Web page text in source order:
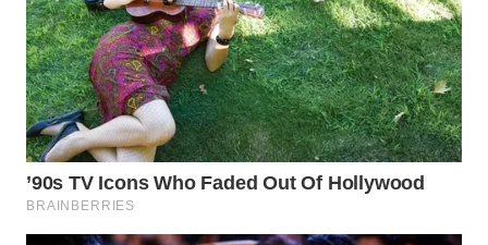
WAHANA
ADVOKAT
WAHANA
INFRASTRUKTUR
WAHANA